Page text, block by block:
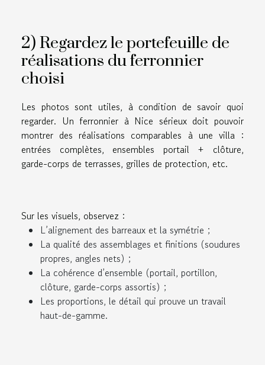
2) Regardez le portefeuille de
réalisations du ferronnier
choisi
Les photos sont utiles, à condition de savoir quoi
regarder. Un ferronnier à Nice sérieux doit pouvoir
montrer des réalisations comparables à une villa :
entrées complètes, ensembles portail + clôture,
garde-corps de terrasses, grilles de protection, etc.
Sur les visuels, observez :
L’alignement des barreaux et la symétrie ;
La qualité des assemblages et finitions (soudures
propres, angles nets) ;
La cohérence d’ensemble (portail, portillon,
clôture, garde-corps assortis) ;
Les proportions, le détail qui prouve un travail
haut-de-gamme.